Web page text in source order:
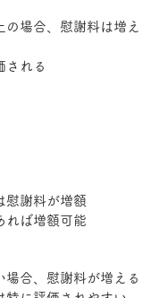
の場合、慰謝料は増え
される
慰謝料が増額
れば増額可能
合、慰謝料が増える